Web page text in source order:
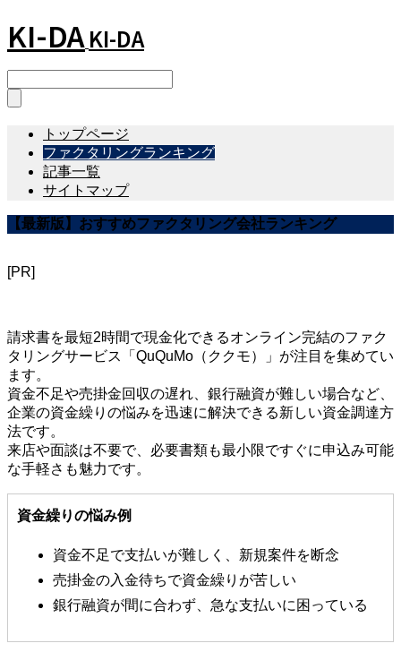
KI-DAKI-DA
トップページ
ファクタリングランキング
記事一覧
サイトマップ
【最新版】おすすめファクタリング会社ランキング
[PR]
請求書を最短2時間で現金化できるオンライン完結のファク
タリングサービス「QuQuMo（ククモ）」が注目を集めてい
ます。
資金不足や売掛金回収の遅れ、銀行融資が難しい場合など、
企業の資金繰りの悩みを迅速に解決できる新しい資金調達方
法です。
来店や面談は不要で、必要書類も最小限ですぐに申込み可能
な手軽さも魅力です。
資金繰りの悩み例
資金不足で支払いが難しく、新規案件を断念
売掛金の入金待ちで資金繰りが苦しい
銀行融資が間に合わず、急な支払いに困っている